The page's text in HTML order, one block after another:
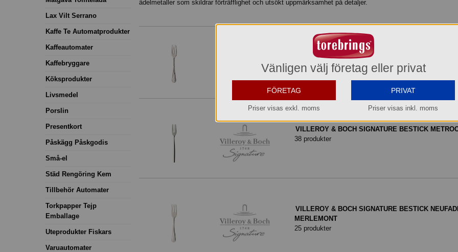
Lax Vilt Serrano
Kaffe Te Automatprodukter
Kaffeautomater
Kaffebryggare
Köksprodukter
Livsmedel
Porslin
Presentkort
Påskägg Påskgodis
Små-el
Städ Rengöring Kem
Tillbehör Automater
Torkpapper Tejp
Emballage
Uteprodukter Fiskars
Varuautomater
ädelmetaller som skildrar förträfflighet och utsökt uppmärksamhet på detaljer.
VILLEROY & BOCH SIGNATURE BESTICK
SEPTFONTAINES
31 produkter
VILLEROY & BOCH SIGNATURE BESTICK
38 produkter
VILLEROY & BOCH SIGNATURE BESTICK
MERLEMONT
25 produkter
Vänligen välj företag eller privat
FÖRETAG
Priser visas exkl. moms
PRIVAT
Priser visas inkl. moms